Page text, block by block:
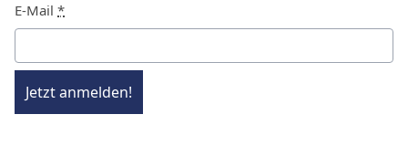
E-Mail *
Jetzt anmelden!